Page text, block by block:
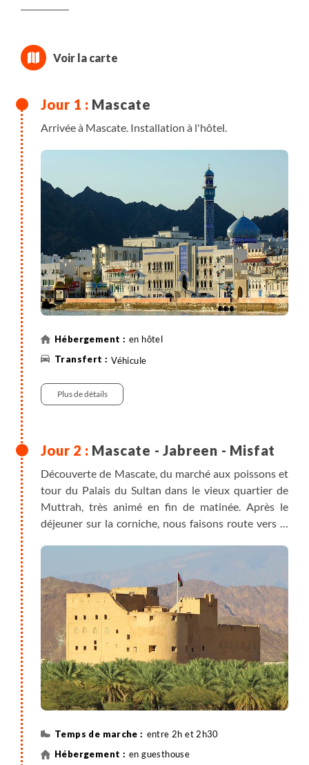
Mascate
Arrivée à Mascate. Installation à l'hôtel.
en hôtel
Véhicule
Plus de détails
Mascate - Jabreen - Misfat
Découverte de Mascate, du marché aux poissons et
tour du Palais du Sultan dans le vieux quartier de
Muttrah, très animé en fin de matinée. Après le
déjeuner sur la corniche, nous faisons route vers le
château fortifié édifié au cœur d’une oasis, ancienne
demeure des sultans et imams de la région.
Installation en guesthouse dans le village de Misfat.
entre 2h et 2h30
en guesthouse